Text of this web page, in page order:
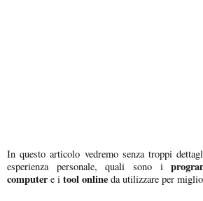
In questo articolo vedremo senza troppi
esperienza personale, quali sono i
computere i tool online da utilizzare per